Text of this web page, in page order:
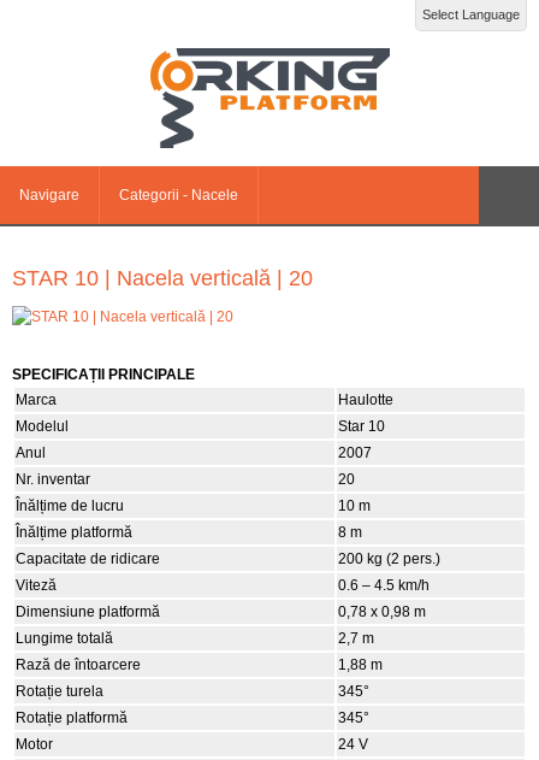
Select Language
Navigare Categorii - Nacele
STAR 10 | Nacela verticală | 20
SPECIFICAȚII PRINCIPALE
Marca
Haulotte
Modelul
Star 10
Anul
2007
Nr. inventar
20
Înălțime de lucru
10 m
Înălțime platformă
8 m
Capacitate de ridicare
200 kg (2 pers.)
Viteză
0.6 – 4.5 km/h
Dimensiune platformă
0,78 x 0,98 m
Lungime totală
2,7 m
Rază de întoarcere
1,88 m
Rotație turela
345°
Rotație platformă
345°
Motor
24 V